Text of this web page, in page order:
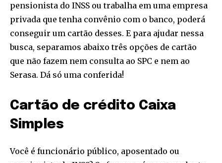
pensionista do INSS ou trabalha em uma empresa
privada que tenha convênio com o banco, poderá
conseguir um cartão desses. E para ajudar nessa
busca, separamos abaixo três opções de cartão
que não fazem nem consulta ao SPC e nem ao
Serasa. Dá só uma conferida!
Cartão de crédito Caixa
Simples
Você é funcionário público, aposentado ou